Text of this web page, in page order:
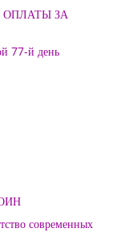
ОПЛАТЫ ЗА
77-й день
современных